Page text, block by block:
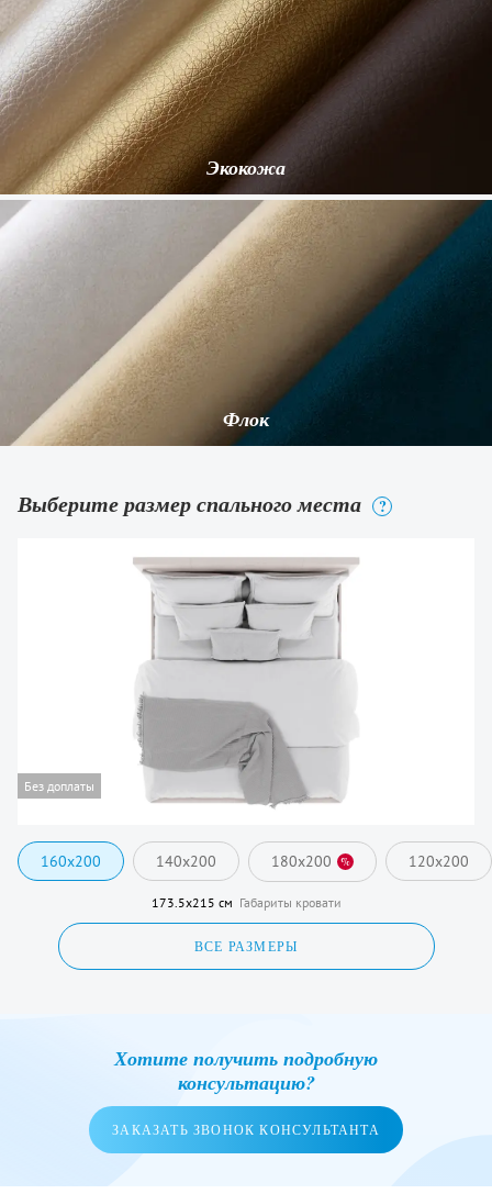
Экокожа
Флок
Выберите размер спального места ?
Без доплаты
160x200 140x200 180x200 % 120x200
173.5x215 см Габариты кровати
ВСЕ РАЗМЕРЫ
Хотите получить подробную
консультацию?
ЗАКАЗАТЬ ЗВОНОК КОНСУЛЬТАНТА